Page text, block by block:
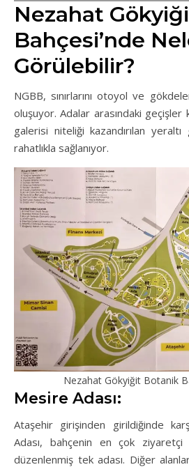
Nezahat
Bahçesi’nde
Görülebilir?
NGBB, sınırlarını otoyol ve
oluşuyor. Adalar arasındaki
galerisi niteliği kazandırılan
rahatlıkla sağlanıyor.
Nezahat Gökyiğit Botanik
Mesire Adası:
Ataşehir girişinden girildiğinde
Adası, bahçenin en çok ziyaretçi
düzenlenmiş tek adası. Diğer